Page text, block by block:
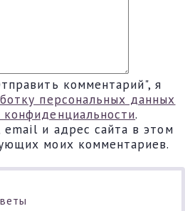
комментарий", я
персональных данных
конфиденциальности.
и адрес сайта в этом
моих комментариев.